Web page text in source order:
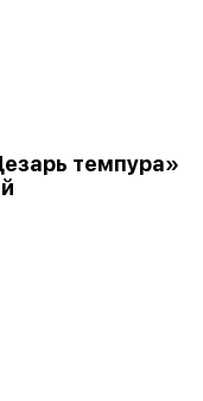
темпура»